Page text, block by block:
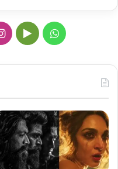
Instagram
GoogleWhatsApp